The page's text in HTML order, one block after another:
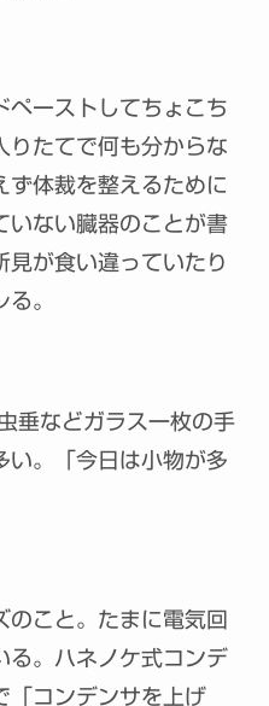
ペーストしてちょこち
りたてで何も分からな
ず体裁を整えるために
いない臓器のことが書
見が食い違っていたり
。
垂などガラス一枚の手
い。「今日は小物が多
のこと。たまに電気回
る。ハネノケ式コンデ
「コンデンサを上げ